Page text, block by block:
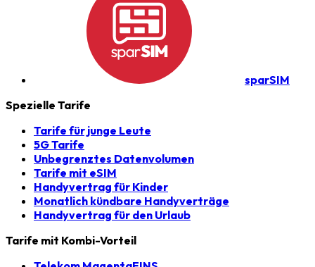
sparSIM
Spezielle Tarife
Tarife für junge Leute
5G Tarife
Unbegrenztes Datenvolumen
Tarife mit eSIM
Handyvertrag für Kinder
Monatlich kündbare Handyverträge
Handyvertrag für den Urlaub
Tarife mit Kombi-Vorteil